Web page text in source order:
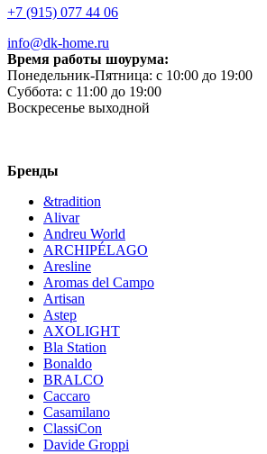
+7 (915) 077 44 06
info@dk-home.ru
Время работы шоурума:
Понедельник-Пятница: c 10:00 до 19:00
Суббота: c 11:00 до 19:00
Воскресенье выходной
Бренды
&tradition
Alivar
Andreu World
ARCHIPÉLAGO
Aresline
Aromas del Campo
Artisan
Astep
AXOLIGHT
Bla Station
Bonaldo
BRALCO
Caccaro
Casamilano
ClassiCon
Davide Groppi